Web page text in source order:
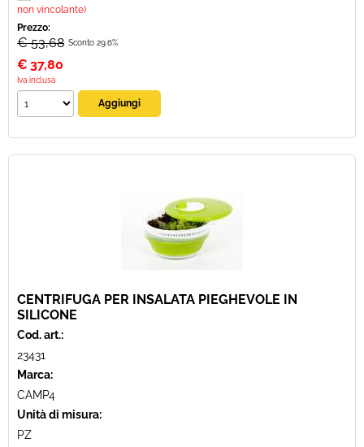
non vincolante)
Prezzo:
€ 53,68 Sconto 29.6%
€ 37,80
Iva inclusa
CENTRIFUGA PER INSALATA PIEGHEVOLE IN
SILICONE
Cod. art.:
23431
Marca:
CAMP4
Unità di misura:
PZ